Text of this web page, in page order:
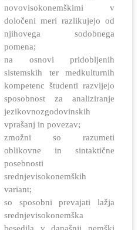
novovisokonemškimi v
določeni meri razlikujejo od
njihovega sodobnega
pomena;
na osnovi pridobljenih
sistemskih ter medkulturnih
kompetenc študenti razvijejo
sposobnost za analiziranje
jezikovnozgodovinskih
vprašanj in povezav;
zmožni so razumeti
oblikovne in sintaktične
posebnosti
srednjevisokonemških
variant;
so sposobni prevajati lažja
srednjevisokonemška
besedila v današnji nemški